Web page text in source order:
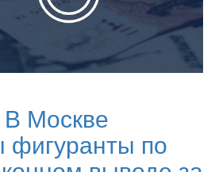
В Москве
фигуранты по